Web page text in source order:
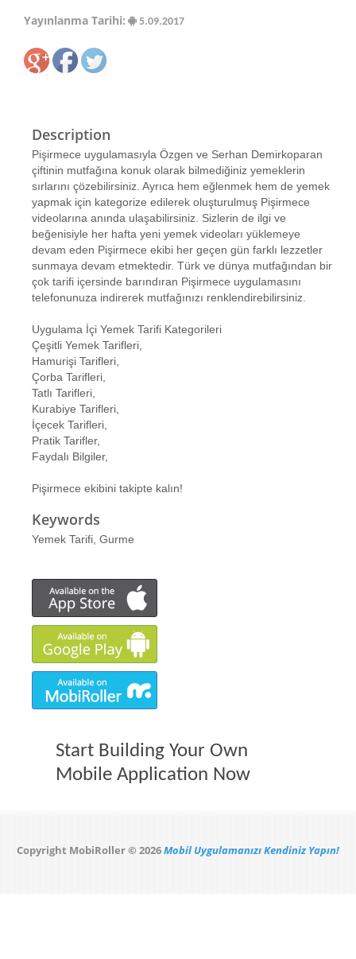
Yayınlanma Tarihi: 5.09.2017
Description
Pişirmece uygulamasıyla Özgen ve Serhan Demirkoparan
çiftinin mutfağına konuk olarak bilmediğiniz yemeklerin
sırlarını çözebilirsiniz. Ayrıca hem eğlenmek hem de yemek
yapmak için kategorize edilerek oluşturulmuş Pişirmece
videolarına anında ulaşabilirsiniz. Sizlerin de ilgi ve
beğenisiyle her hafta yeni yemek videoları yüklemeye
devam eden Pişirmece ekibi her geçen gün farklı lezzetler
sunmaya devam etmektedir. Türk ve dünya mutfağından bir
çok tarifi içersinde barındıran Pişirmece uygulamasını
telefonunuza indirerek mutfağınızı renklendirebilirsiniz.
Uygulama İçi Yemek Tarifi Kategorileri
Çeşitli Yemek Tarifleri,
Hamurişi Tarifleri,
Çorba Tarifleri,
Tatlı Tarifleri,
Kurabiye Tarifleri,
İçecek Tarifleri,
Pratik Tarifler,
Faydalı Bilgiler,
Pişirmece ekibini takipte kalın!
Keywords
Yemek Tarifi, Gurme
Start Building Your Own
Mobile Application Now
Copyright MobiRoller © 2026Mobil Uygulamanızı Kendiniz Yapın!